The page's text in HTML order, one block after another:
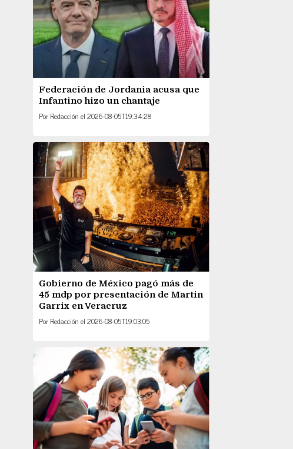
Federación de Jordania acusa que
Infantino hizo un chantaje
Por Redacción el 2026-08-05T19:34:28
Gobierno de México pagó más de
45 mdp por presentación de Martin
Garrix en Veracruz
Por Redacción el 2026-08-05T19:03:05